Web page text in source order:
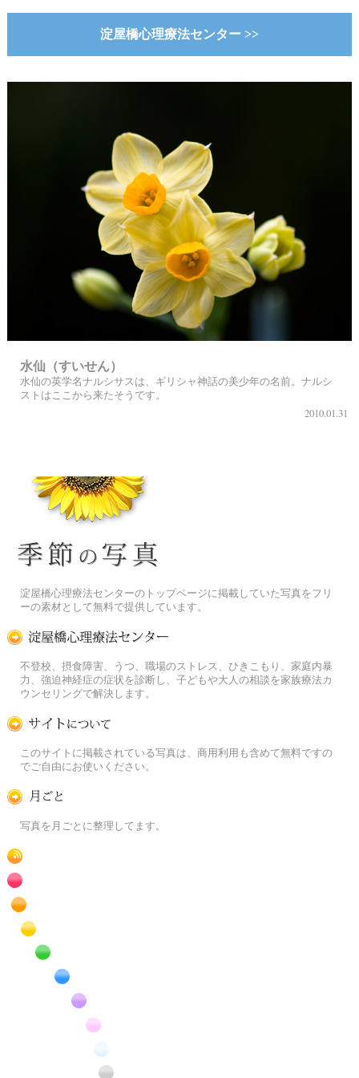
淀屋橋心理療法センター >>
水仙（すいせん）
水仙の英学名ナルシサスは、ギリシャ神話の美少年の名前。ナルシ
ストはここから来たそうです。
2010.01.31
淀屋橋心理療法センターのトップページに掲載していた写真をフリ
ーの素材として無料で提供しています。
不登校、摂食障害、うつ、職場のストレス、ひきこもり、家庭内暴
力、強迫神経症の症状を診断し、子どもや大人の相談を家族療法カ
ウンセリングで解決します。
このサイトに掲載されている写真は、商用利用も含めて無料ですの
でご自由にお使いください。
写真を月ごとに整理してます。
RSS
赤色の花のフリー写真素材
橙色の花のフリー写真素材
黄色の花のフリー写真素材
緑色の花のフリー写真素材
青色の花のフリー写真素材
紫色の花のフリー写真素材
白色の花のフリー写真素材